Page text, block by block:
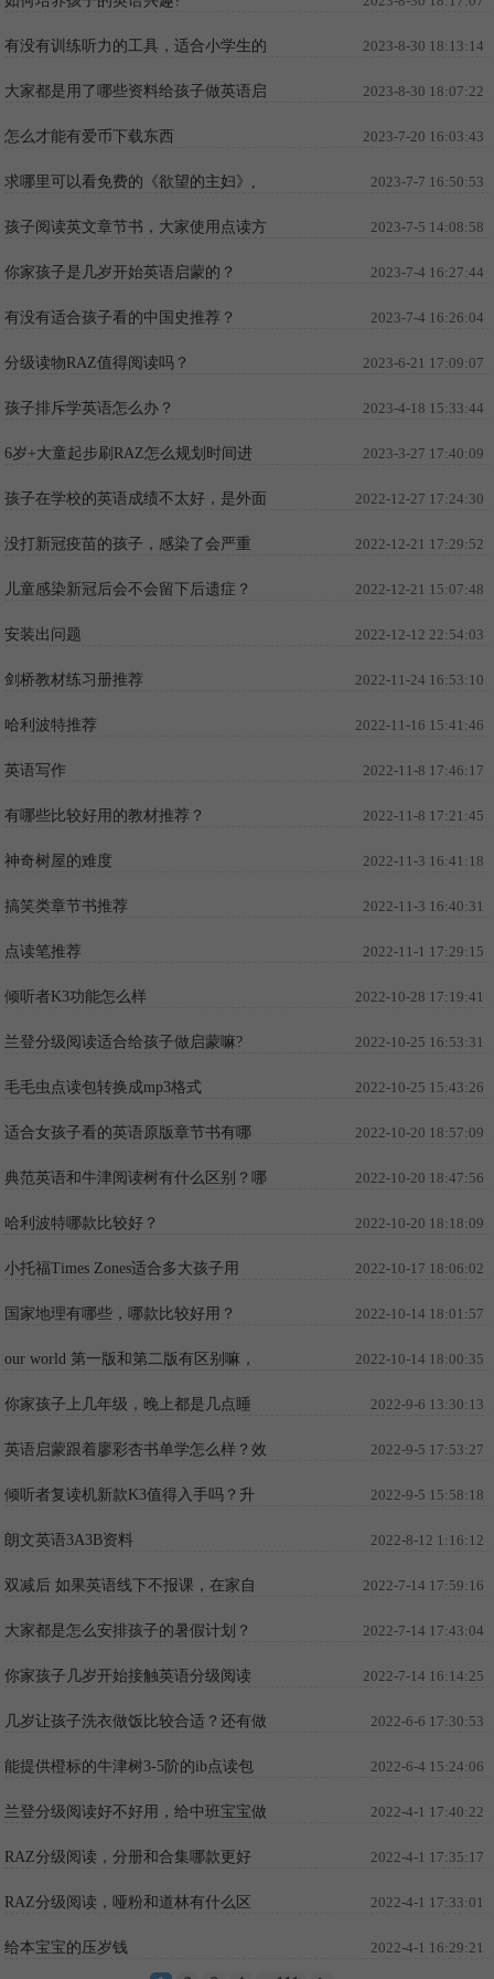
有没有训练听力的工具，适合小学生的 2023-8-30 18:13:14
大家都是用了哪些资料给孩子做英语启
2023-8-30 18:07:22
怎么才能有爱币下载东西 2023-7-20 16:03:43
求哪里可以看免费的《欲望的主妇》,
2023-7-7 16:50:53
孩子阅读英文章节书，大家使用点读方
2023-7-5 14:08:58
你家孩子是几岁开始英语启蒙的？ 2023-7-4 16:27:44
有没有适合孩子看的中国史推荐？ 2023-7-4 16:26:04
分级读物RAZ值得阅读吗？ 2023-6-21 17:09:07
孩子排斥学英语怎么办？ 2023-4-18 15:33:44
6岁+大童起步刷RAZ怎么规划时间进
2023-3-27 17:40:09
孩子在学校的英语成绩不太好，是外面
2022-12-27 17:24:30
没打新冠疫苗的孩子，感染了会严重
2022-12-21 17:29:52
儿童感染新冠后会不会留下后遗症？ 2022-12-21 15:07:48
安装出问题 2022-12-12 22:54:03
剑桥教材练习册推荐 2022-11-24 16:53:10
哈利波特推荐 2022-11-16 15:41:46
英语写作 2022-11-8 17:46:17
有哪些比较好用的教材推荐？ 2022-11-8 17:21:45
神奇树屋的难度 2022-11-3 16:41:18
搞笑类章节书推荐 2022-11-3 16:40:31
点读笔推荐 2022-11-1 17:29:15
倾听者K3功能怎么样 2022-10-28 17:19:41
兰登分级阅读适合给孩子做启蒙嘛? 2022-10-25 16:53:31
毛毛虫点读包转换成mp3格式 2022-10-25 15:43:26
适合女孩子看的英语原版章节书有哪
2022-10-20 18:57:09
典范英语和牛津阅读树有什么区别？哪
2022-10-20 18:47:56
哈利波特哪款比较好？ 2022-10-20 18:18:09
小托福Times Zones适合多大孩子用 2022-10-17 18:06:02
国家地理有哪些，哪款比较好用？ 2022-10-14 18:01:57
our world 第一版和第二版有区别嘛，
2022-10-14 18:00:35
你家孩子上几年级，晚上都是几点睡
2022-9-6 13:30:13
英语启蒙跟着廖彩杏书单学怎么样？效
2022-9-5 17:53:27
倾听者复读机新款K3值得入手吗？升
2022-9-5 15:58:18
朗文英语3A3B资料 2022-8-12 1:16:12
双减后 如果英语线下不报课，在家自
2022-7-14 17:59:16
大家都是怎么安排孩子的暑假计划？ 2022-7-14 17:43:04
你家孩子几岁开始接触英语分级阅读
2022-7-14 16:14:25
几岁让孩子洗衣做饭比较合适？还有做
2022-6-6 17:30:53
能提供橙标的牛津树3-5阶的ib点读包
2022-6-4 15:24:06
兰登分级阅读好不好用，给中班宝宝做
2022-4-1 17:40:22
RAZ分级阅读，分册和合集哪款更好
2022-4-1 17:35:17
RAZ分级阅读，哑粉和道林有什么区
2022-4-1 17:33:01
给本宝宝的压岁钱 2022-4-1 16:29:21